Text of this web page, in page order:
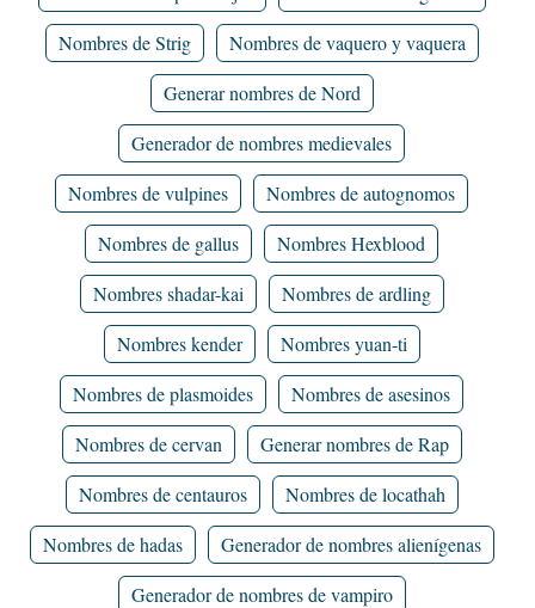
Nombres de Strig
Nombres de vaquero y vaquera
Generar nombres de Nord
Generador de nombres medievales
Nombres de vulpines
Nombres de autognomos
Nombres de gallus
Nombres Hexblood
Nombres shadar-kai
Nombres de ardling
Nombres kender
Nombres yuan-ti
Nombres de plasmoides
Nombres de asesinos
Nombres de cervan
Generar nombres de Rap
Nombres de centauros
Nombres de locathah
Nombres de hadas
Generador de nombres alienígenas
Generador de nombres de vampiro